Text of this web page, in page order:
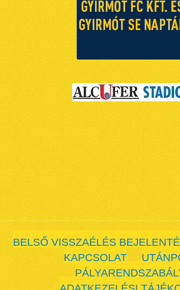
BELSŐ VISSZAÉLÉS
KAPCSOLAT